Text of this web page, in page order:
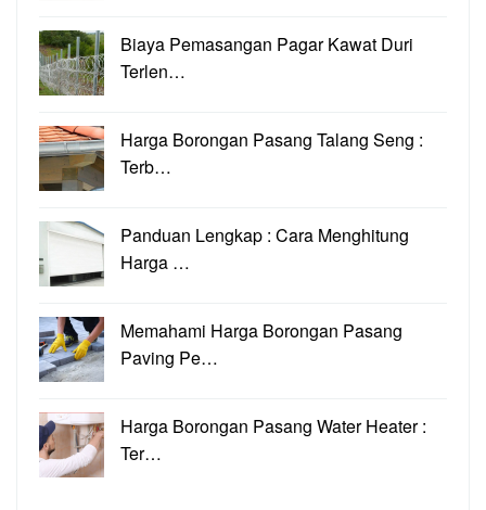
Biaya Pemasangan Pagar Kawat Duri
Terlen…
Harga Borongan Pasang Talang Seng :
Terb…
Panduan Lengkap : Cara Menghitung
Harga …
Memahami Harga Borongan Pasang
Paving Pe…
Harga Borongan Pasang Water Heater :
Ter…